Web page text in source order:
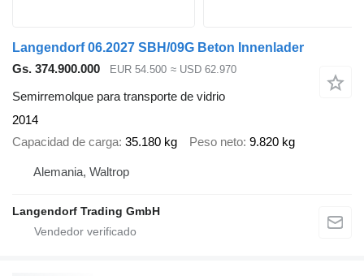
Langendorf 06.2027 SBH/09G Beton Innenlader
Gs. 374.900.000
EUR 54.500 ≈ USD 62.970
Semirremolque para transporte de vidrio
2014
Capacidad de carga 35.180 kg Peso neto 9.820 kg
Alemania, Waltrop
Langendorf Trading GmbH